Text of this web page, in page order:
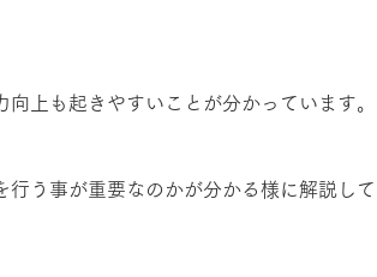
上も起きやすいことが分かっています。
う事が重要なのかが分かる様に解説して